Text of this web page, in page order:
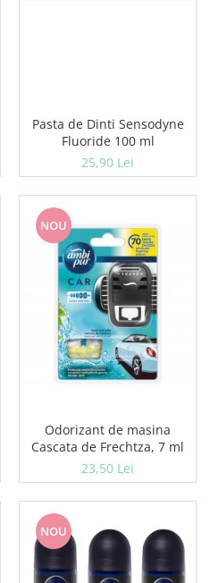
Pasta de Dinti Sensodyne
Fluoride 100 ml
25,90 Lei
NOU
Odorizant de masina
Cascata de Frechtza, 7 ml
23,50 Lei
NOU